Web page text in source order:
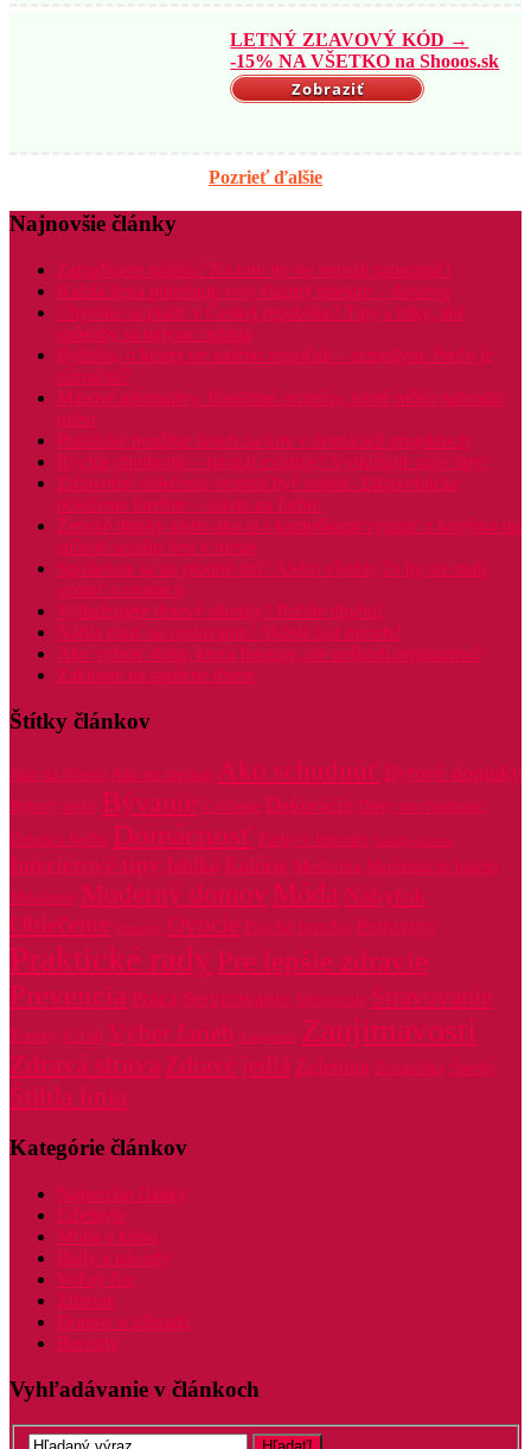
LETNÝ ZĽAVOVÝ KÓD →
-15% NA VŠETKO na Shooos.sk
Zobraziť
Pozrieť ďalšie
Najnovšie články
Zariaďujete spálňu? Na toto by ste nemali zabudnúť!
Každá žena potrebuje svoj vlastný priestor – doslova
Chystáte sa platiť v Českej republike? Tipy a triky, aké
spôsoby sa najviac oplatia
Bylinka, o ktorej ste možno nepočuli – zemedym. Prečo je
zázračná?
Mäsové alternatívy. Rastlinné proteíny, ktoré môžu nahradiť
mäso
Praktické použitie farieb na kov v domácich projektoch
Rýchle chudnutie – naozaj existuje? Vyskúšajte naše tipy!
Zdravotné oblečenie nemusí byť nudné. Zdravotnícke
oblečenie farebne – stavte na farbu!
Ženské drinky alebo ako si s kamoškami vyraziť z kopýtka na
spôsob seriálu Sex v meste
Spoliehate sa na plodné dni? Alebo všetko, čo by ste mali
vedieť o ovulácii
Vyhadzujete deravé silonky? Robíte chybu!
Náhla chuť na cestovanie? Skúste last minute!
Ako vybrať diétu, ktorá funguje, ale neškodí organizmu?
Zaklopte na správne dvere
Štítky článkov
Ako na líčenie Ako na mejkap Ako schudnúť Bytové doplnky
Bytový textil Bývanie Cvičenie Dekorácie Diéty na chudnutie
Domáca liečba Domácnosť Farby v interiéri Fasády domov
Interiérové tipy Jablká Kalórie Medicína Menštruačné bolesti
Mihalnice Moderný domov Móda Nábytok
Oblečenie Omietky Ovocie Ploché brucho Potraviny
Praktické rady Pre lepšie zdravie
Prevencia Práca Servírovanie Stolovanie Stravovanie
Tonery Vzťah Výber farieb Zateplenie Zaujímavosti
Zdravá strava Zdravé jedlá Zelenina Zoznamka Šperky
Štíhla línia
Kategórie článkov
Najnovšie články
LifeStyle
Móda a krása
Rady a návody
Voľný čas
Zdravie
Domov a záhrada
Recepty
Vyhľadávanie v článkoch